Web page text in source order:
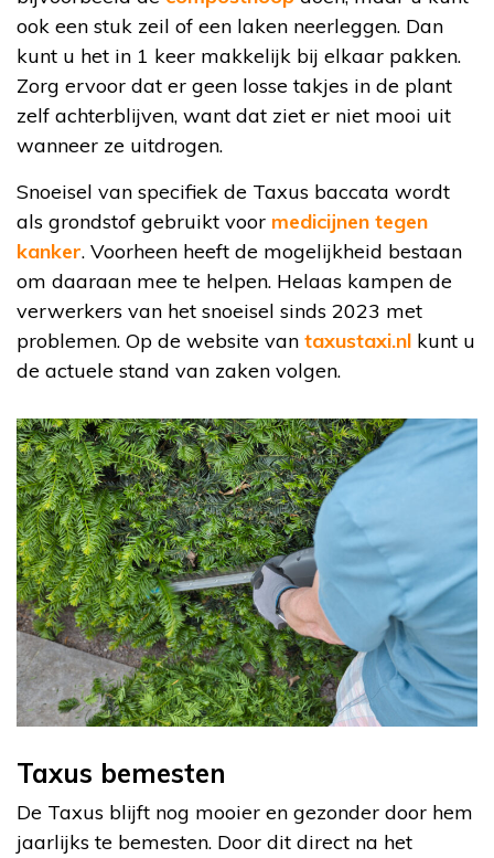
ook een stuk zeil of een laken neerleggen. Dan
kunt u het in 1 keer makkelijk bij elkaar pakken.
Zorg ervoor dat er geen losse takjes in de plant
zelf achterblijven, want dat ziet er niet mooi uit
wanneer ze uitdrogen.
Snoeisel van specifiek de Taxus baccata wordt
als grondstof gebruikt voor medicijnen tegen
kanker. Voorheen heeft de mogelijkheid bestaan
om daaraan mee te helpen. Helaas kampen de
verwerkers van het snoeisel sinds 2023 met
problemen. Op de website van taxustaxi.nl kunt u
de actuele stand van zaken volgen.
Taxus bemesten
De Taxus blijft nog mooier en gezonder door hem
jaarlijks te bemesten. Door dit direct na het